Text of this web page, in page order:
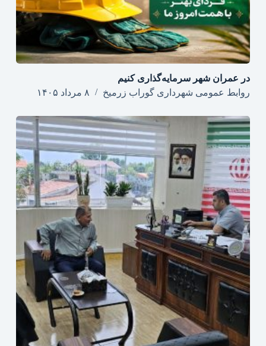
در عمران شهر سرمایه‌گذاری کنیم
روابط عمومی شهرداری گوراب زرمیخ
۸ مرداد ۱۴۰۵